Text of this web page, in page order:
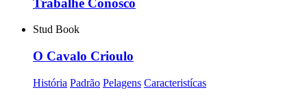
Trabalhe Conosco
Stud Book
O Cavalo Crioulo
História Padrão Pelagens Caracteristícas